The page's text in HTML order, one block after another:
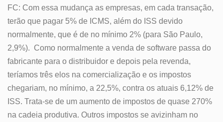
FC: Com essa mudança as empresas, em cada transação,
terão que pagar 5% de ICMS, além do ISS devido
normalmente, que é de no mínimo 2% (para São Paulo,
2,9%). Como normalmente a venda de software passa do
fabricante para o distribuidor e depois pela revenda,
teríamos três elos na comercialização e os impostos
chegariam, no mínimo, a 22,5%, contra os atuais 6,12% de
ISS. Trata-se de um aumento de impostos de quase 270%
na cadeia produtiva. Outros impostos se avizinham no